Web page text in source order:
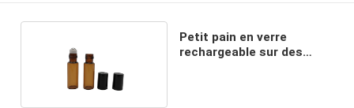
Petit pain en verre
rechargeable sur des